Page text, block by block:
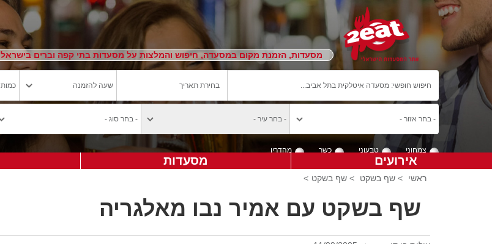
מסעדות, הזמנת מקום במסעדה, חיפוש והמלצות על מסעדות בתי קפה וברים בישראל
צמחוני טבעוני כשר מהדרין
אירועים מסעדות
ראשי > שף בשקט > שף בשקט >
שף בשקט עם אמיר נבו מאלגריה